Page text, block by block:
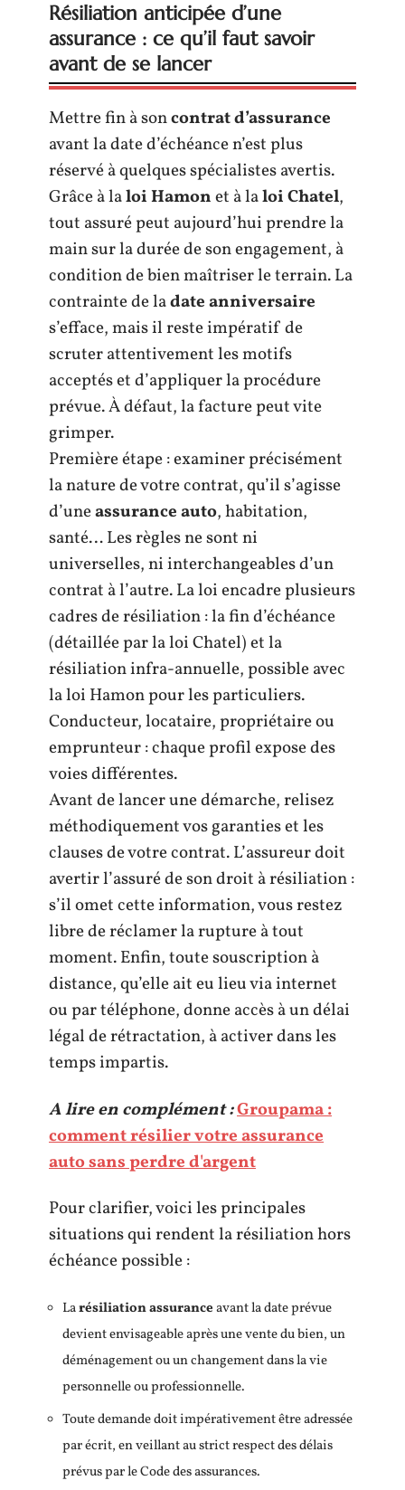
Résiliation anticipée d’une
assurance : ce qu’il faut savoir
avant de se lancer
Mettre fin à soncontrat d’assurance
avant la date d’échéance n’est plus
réservé à quelques spécialistes avertis.
Grâce à laloi Hamonet à laloi Chatel,
tout assuré peut aujourd’hui prendre la
main sur la durée de son engagement, à
condition de bien maîtriser le terrain. La
contrainte de ladate anniversaire
s’efface, mais il reste impératif de
scruter attentivement les motifs
acceptés et d’appliquer la procédure
prévue. À défaut, la facture peut vite
grimper.
Première étape : examiner précisément
la nature de votre contrat, qu’il s’agisse
d’uneassurance auto, habitation,
santé… Les règles ne sont ni
universelles, ni interchangeables d’un
contrat à l’autre. La loi encadre plusieurs
cadres de résiliation : la fin d’échéance
(détaillée par la loi Chatel) et la
résiliation infra-annuelle, possible avec
la loi Hamon pour les particuliers.
Conducteur, locataire, propriétaire ou
emprunteur : chaque profil expose des
voies différentes.
Avant de lancer une démarche, relisez
méthodiquement vos garanties et les
clauses de votre contrat. L’assureur doit
avertir l’assuré de son droit à résiliation :
s’il omet cette information, vous restez
libre de réclamer la rupture à tout
moment. Enfin, toute souscription à
distance, qu’elle ait eu lieu via internet
ou par téléphone, donne accès à un délai
légal de rétractation, à activer dans les
temps impartis.
A lire en complément :Groupama :
comment résilier votre assurance
auto sans perdre d'argent
Pour clarifier, voici les principales
situations qui rendent la résiliation hors
échéance possible :
Larésiliation assuranceavant la date prévue
devient envisageable après une vente du bien, un
déménagement ou un changement dans la vie
personnelle ou professionnelle.
Toute demande doit impérativement être adressée
par écrit, en veillant au strict respect des délais
prévus par le Code des assurances.